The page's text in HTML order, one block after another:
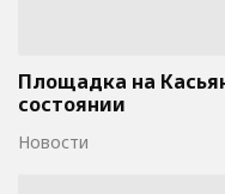
Площадка на
состоянии
Новости